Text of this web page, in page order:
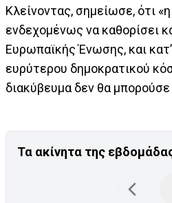
Κλείνοντας, σημείωσε, ότι
ενδεχομένως να καθορίσει
Ευρωπαϊκής Ένωσης, και
ευρύτερου δημοκρατικού
διακύβευμα δεν θα
Τα ακίνητα της